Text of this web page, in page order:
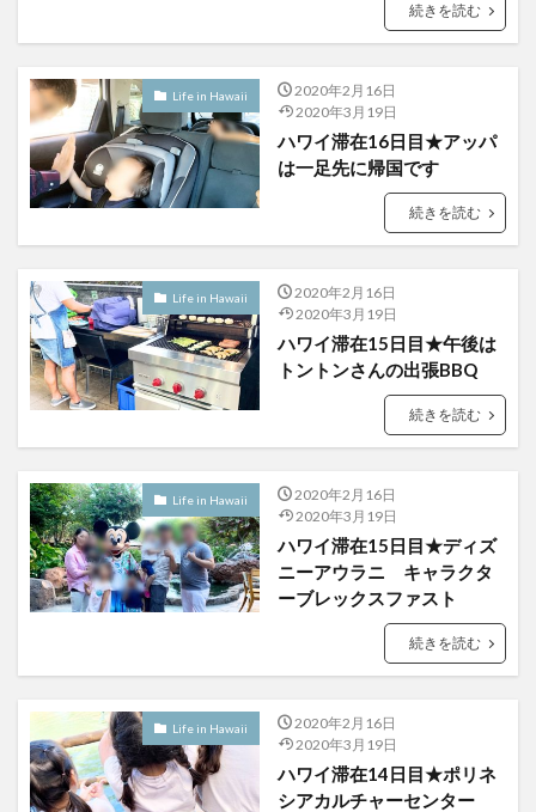
続きを読む
Life in Hawaii
2020年2月16日
2020年3月19日
ハワイ滞在16日目★アッパ
は一足先に帰国です
続きを読む
Life in Hawaii
2020年2月16日
2020年3月19日
ハワイ滞在15日目★午後は
トントンさんの出張BBQ
続きを読む
Life in Hawaii
2020年2月16日
2020年3月19日
ハワイ滞在15日目★ディズ
ニーアウラニ キャラクタ
ーブレックスファスト
続きを読む
Life in Hawaii
2020年2月16日
2020年3月19日
ハワイ滞在14日目★ポリネ
シアカルチャーセンター